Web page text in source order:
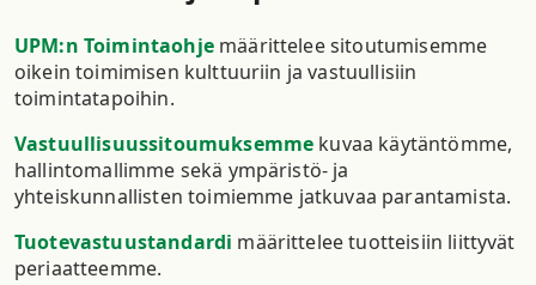
UPM:n Toimintaohjemäärittelee sitoutumisemme
oikein toimimisen kulttuuriin ja vastuullisiin
toimintatapoihin.
Vastuullisuussitoumuksemme kuvaa käytäntömme,
hallintomallimme sekä ympäristö- ja
yhteiskunnallisten toimiemme jatkuvaa parantamista.
Tuotevastuustandardi määrittelee tuotteisiin liittyvät
periaatteemme.